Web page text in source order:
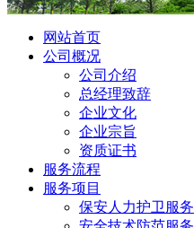
网站首页
公司概况
公司介绍
总经理致辞
企业文化
企业宗旨
资质证书
服务流程
服务项目
保安人力护卫服务